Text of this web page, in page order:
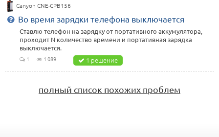
Canyon CNE-CPB156
Во время зарядки телефона выключается
Ставлю телефон на зарядку от портативного аккумулятора,
проходит N количество времени и портативная зарядка
выключается.
1 1 089 1 решение
полный список похожих проблем